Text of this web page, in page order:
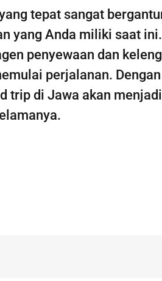
tepat sangat
yang Anda miliki saat
penyewaan dan
perjalanan.
trip di Jawa akan